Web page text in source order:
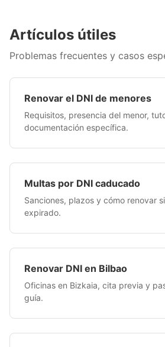
Artículos útiles
Problemas frecuentes y casos
Renovar el DNI de menores
Requisitos, presencia del menor,
documentación específica.
Multas por DNI caducado
Sanciones, plazos y cómo renovar
expirado.
Renovar DNI en Bilbao
Oficinas en Bizkaia, cita previa y
guía.